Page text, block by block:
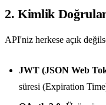
2. Kimlik
API'niz herkese açık
JWT (JSON Web
süresi (Expiration